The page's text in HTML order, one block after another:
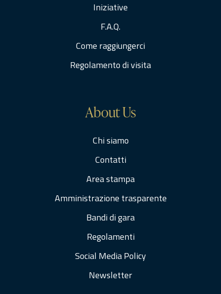
Iniziative
F.A.Q.
Come raggiungerci
Regolamento di visita
About Us
Chi siamo
Contatti
Area stampa
Amministrazione trasparente
Bandi di gara
Regolamenti
Social Media Policy
Newsletter